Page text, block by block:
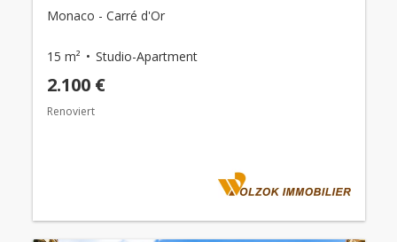
Monaco - Carré d'Or
15 m² Studio-Apartment
2.100 €
Renoviert